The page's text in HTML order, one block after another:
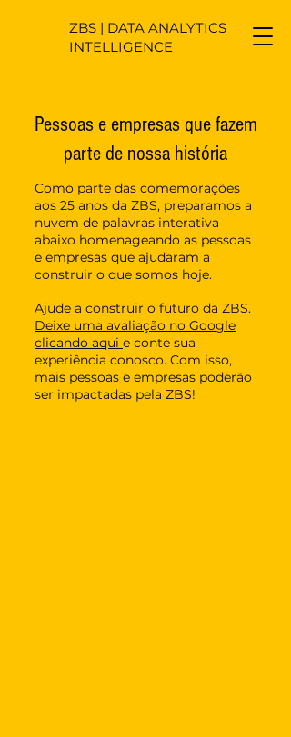
ZBS | DATA ANALYTICS
INTELLIGENCE
Pessoas e empresas que fazem
parte de nossa história
Como parte das comemorações
aos 25 anos da ZBS, preparamos a
nuvem de palavras interativa
abaixo homenageando as pessoas
e empresas que ajudaram a
construir o que somos hoje.
Ajude a construir o futuro da ZBS.
Deixe uma avaliação no Google
clicando aqui e conte sua
experiência conosco. Com isso,
mais pessoas e empresas poderão
ser impactadas pela ZBS!